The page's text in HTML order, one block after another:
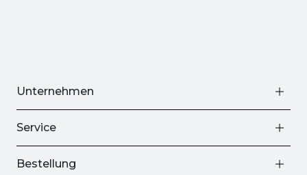
Unternehmen
Service
Bestellung